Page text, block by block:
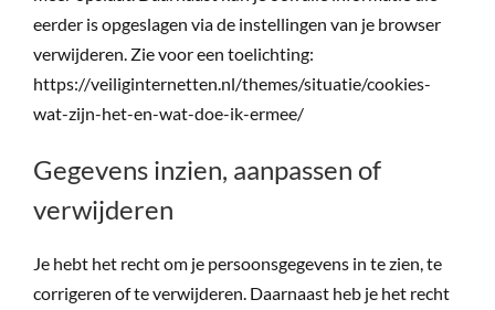
eerder is opgeslagen via de instellingen van je browser
verwijderen. Zie voor een toelichting:
https://veiliginternetten.nl/themes/situatie/cookies-
wat-zijn-het-en-wat-doe-ik-ermee/
Gegevens inzien, aanpassen of
verwijderen
Je hebt het recht om je persoonsgegevens in te zien, te
corrigeren of te verwijderen. Daarnaast heb je het recht